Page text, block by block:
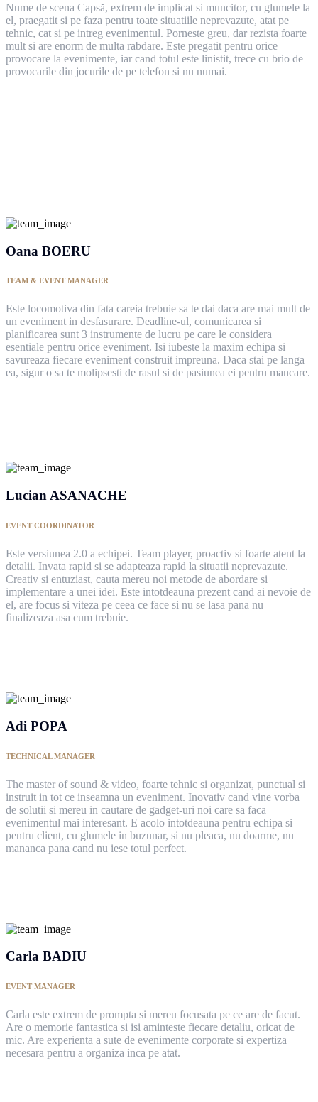
Nume de scena Capsă, extrem de implicat si muncitor, cu glumele la
el, praegatit si pe faza pentru toate situatiile neprevazute, atat pe
tehnic, cat si pe intreg evenimentul. Porneste greu, dar rezista foarte
mult si are enorm de multa rabdare. Este pregatit pentru orice
provocare la evenimente, iar cand totul este linistit, trece cu brio de
provocarile din jocurile de pe telefon si nu numai.
Oana BOERU
TEAM & EVENT MANAGER
Este locomotiva din fata careia trebuie sa te dai daca are mai mult de
un eveniment in desfasurare. Deadline-ul, comunicarea si
planificarea sunt 3 instrumente de lucru pe care le considera
esentiale pentru orice eveniment. Isi iubeste la maxim echipa si
savureaza fiecare eveniment construit impreuna. Daca stai pe langa
ea, sigur o sa te molipsesti de rasul si de pasiunea ei pentru mancare.
Lucian ASANACHE
EVENT COORDINATOR
Este versiunea 2.0 a echipei. Team player, proactiv si foarte atent la
detalii. Invata rapid si se adapteaza rapid la situatii neprevazute.
Creativ si entuziast, cauta mereu noi metode de abordare si
implementare a unei idei. Este intotdeauna prezent cand ai nevoie de
el, are focus si viteza pe ceea ce face si nu se lasa pana nu
finalizeaza asa cum trebuie.
Adi POPA
TECHNICAL MANAGER
The master of sound & video, foarte tehnic si organizat, punctual si
instruit in tot ce inseamna un eveniment. Inovativ cand vine vorba
de solutii si mereu in cautare de gadget-uri noi care sa faca
evenimentul mai interesant. E acolo intotdeauna pentru echipa si
pentru client, cu glumele in buzunar, si nu pleaca, nu doarme, nu
mananca pana cand nu iese totul perfect.
Carla BADIU
EVENT MANAGER
Carla este extrem de prompta si mereu focusata pe ce are de facut.
Are o memorie fantastica si isi aminteste fiecare detaliu, oricat de
mic. Are experienta a sute de evenimente corporate si expertiza
necesara pentru a organiza inca pe atat.